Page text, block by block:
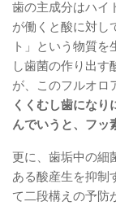
歯の主成分はハイ
が働くと酸に対し
ト」という物質
し歯菌の作り出す
が、このフルオロ
くくむし歯になり
んでいうと、フッ
更に、歯垢中の細
ある酸産生を抑制
て二段構えの予防